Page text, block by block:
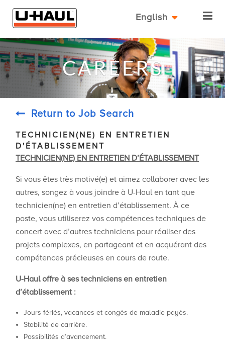
English
CAREERS
Return to Job Search
TECHNICIEN(NE) EN ENTRETIEN
D'ÉTABLISSEMENT
TECHNICIEN(NE) EN ENTRETIEN D’ÉTABLISSEMENT
Si vous êtes très motivé(e) et aimez collaborer avec les
autres, songez à vous joindre à U-Haul en tant que
technicien(ne) en entretien d’établissement. À ce
poste, vous utiliserez vos compétences techniques de
concert avec d’autres techniciens pour réaliser des
projets complexes, en partageant et en acquérant des
compétences précieuses en cours de route.
U-Haul offre à ses techniciens en entretien
d’établissement :
Jours fériés, vacances et congés de maladie payés.
Stabilité de carrière.
Possibilités d’avancement.